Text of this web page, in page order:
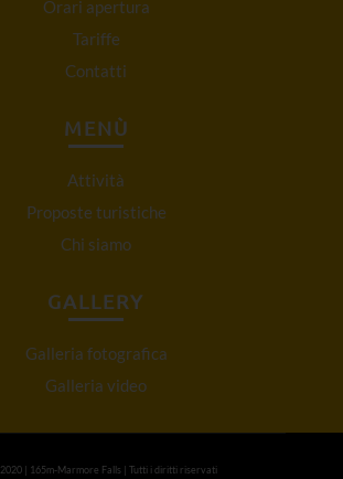
Orari apertura
Tariffe
Contatti
MENÙ
Attività
Proposte turistiche
Chi siamo
GALLERY
Galleria fotografica
Galleria video
2020 | 165m-Marmore Falls | Tutti i diritti riservati